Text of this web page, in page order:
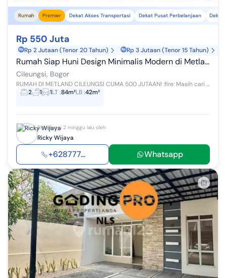
Rumah Premier Dekat Akses Transportasi Dekat Pusat Perbelanjaan Dekat
Rp 550 Juta
Rp 2 Jutaan (Tenor 20 Tahun) Rp 3 Jutaan (Tenor 15 Tahun)
Rumah Siap Huni Design Minimalis Modern di Metland Cileungsi
Cileungsi, Bogor
RUMAH DI METLAND CILEUNGSI CUMA 500 JUTAAN! :fire: Masih cari rumah di kawasan Metland dengan harga yang ramah di kantong? Unit ini siap huni da...
2
1 1LT:84m²LB:42m²
Diperbarui 2 minggu lalu oleh
Ricky Wijaya
+628777... Whatsapp